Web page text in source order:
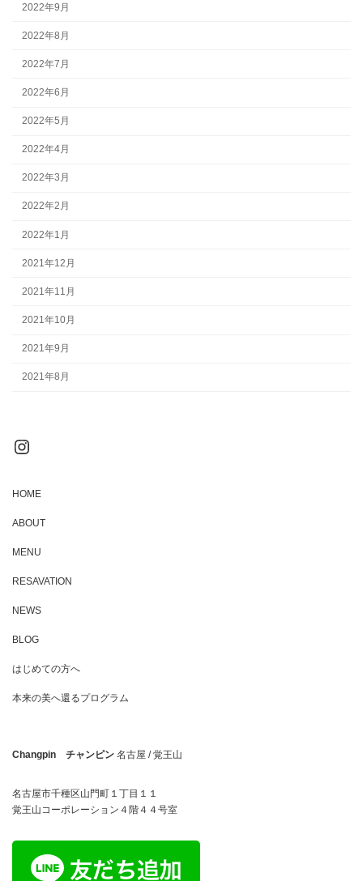
2022年9月
2022年8月
2022年7月
2022年6月
2022年5月
2022年4月
2022年3月
2022年2月
2022年1月
2021年12月
2021年11月
2021年10月
2021年9月
2021年8月
Instagram
HOME
ABOUT
MENU
RESAVATION
NEWS
BLOG
はじめての方へ
本来の美へ還るプログラム
Changpin チャンピン 名古屋 / 覚王山
名古屋市千種区山門町１丁目１１
覚王山コーポレーション４階４４号室